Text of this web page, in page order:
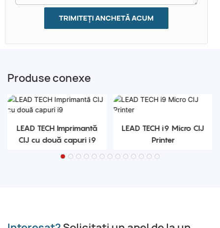
TRIMITEȚI ANCHETĂ ACUM
Produse conexe
LEAD TECH Imprimantă
CIJ cu două capuri i9
LEAD TECH i9 Micro CIJ
Printer